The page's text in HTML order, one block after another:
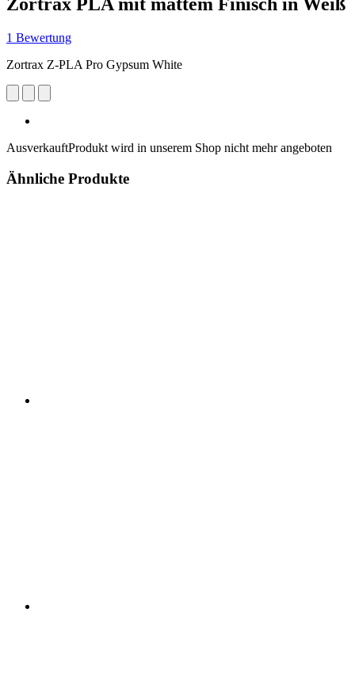
1 Bewertung
Zortrax Z-PLA Pro Gypsum White
AusverkauftProdukt wird in unserem Shop nicht mehr angeboten
Ähnliche Produkte